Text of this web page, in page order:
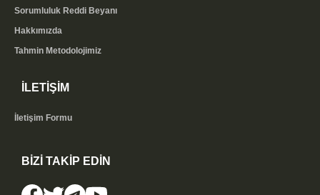
Sorumluluk Reddi Beyanı
Hakkımızda
Tahmin Metodolojimiz
İLETİŞİM
İletişim Formu
BİZİ TAKİP EDİN